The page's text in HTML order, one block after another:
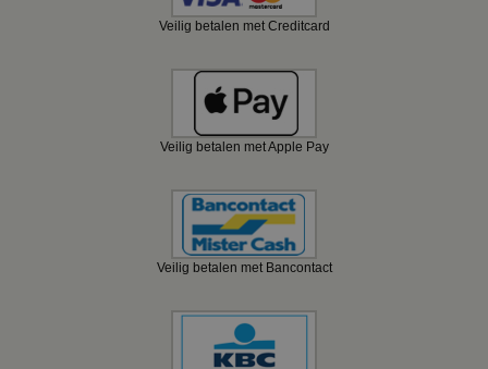
Veilig betalen met Creditcard
Veilig betalen met Apple Pay
Veilig betalen met Bancontact